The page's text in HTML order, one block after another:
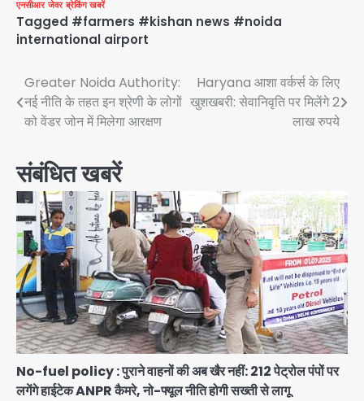
एनसीआर जेवर ब्रेकिंग खबरें
Tagged #farmers #kishan news #noida
international airport
Post
navigation
Greater Noida Authority:
नई नीति के तहत इन श्रेणी के लोगों
को वेंडर जोन में मिलेगा आरक्षण
Haryana आशा वर्कर्स के लिए
खुशखबरी: सेवानिवृति पर मिलेंगे 2
लाख रुपये
संबंधित खबरें
No-fuel policy : पुराने वाहनों की अब खैर नहीं: 212 पेट्रोल पंपों पर
लगेंगे हाईटेक ANPR कैमरे, नो-फ्यूल नीति होगी सख्ती से लागू